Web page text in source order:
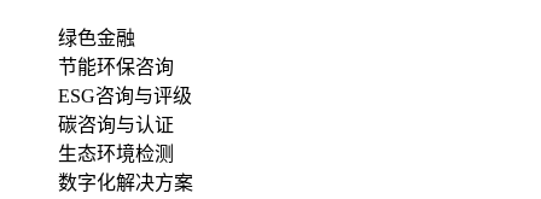
绿色金融
节能环保咨询
ESG咨询与评级
碳咨询与认证
生态环境检测
数字化解决方案